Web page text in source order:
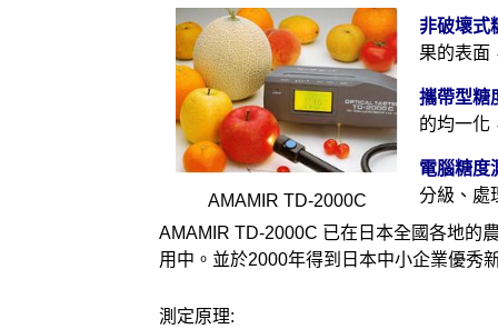
AMAMIR TD-2000C
非破壞式
果的表面
攜帶型糖
的均一化
電腦糖度
分級、處
AMAMIR TD-2000C 已在日本全國各地的
用中。並於2000年得到日本中小企業優秀
測定原理: